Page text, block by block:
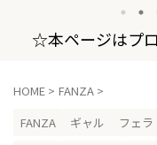
☆本ページはプ
HOME > FANZA >
FANZA
ギャル フェラ